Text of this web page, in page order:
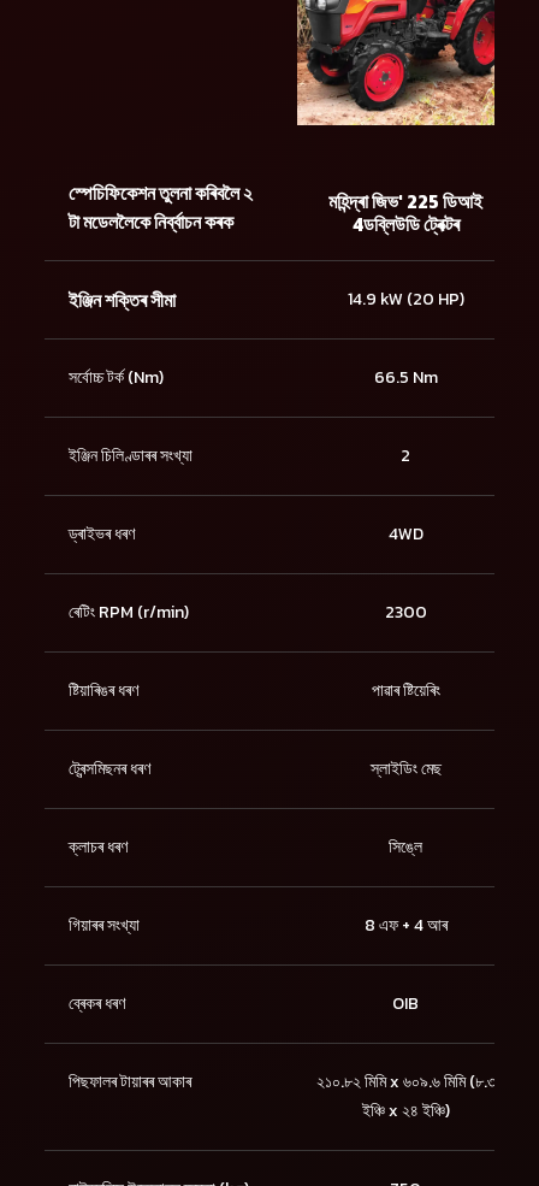
স্পেচিফিকেশন তুলনা কৰিবলৈ ২
টা মডেললৈকে নিৰ্ব্বাচন কৰক
মহিন্দ্ৰা জিভ' 225 ডিআই
4ডব্লিউডি ট্ৰেক্টৰ
ইঞ্জিন শক্তিৰ সীমা 14.9 kW (20 HP)
সৰ্বোচ্চ টৰ্ক (Nm) 66.5 Nm
ইঞ্জিন চিলিণ্ডাৰৰ সংখ্যা 2
ড্ৰাইভৰ ধৰণ 4WD
ৰেটিং RPM (r/min) 2300
ষ্টিয়াৰিঙৰ ধৰণ পাৱাৰ ষ্টিয়েৰিং
ট্ৰেন্সমিছনৰ ধৰণ স্লাইডিং মেছ
ক্লাচৰ ধৰণ সিঙ্লে
গিয়াৰৰ সংখ্যা 8 এফ + 4 আৰ
ব্ৰেকৰ ধৰণ OIB
পিছফালৰ টায়াৰৰ আকাৰ
২১০.৮২ মিমি x ৬০৯.৬ মিমি (৮.৩
ইঞ্চি x ২৪ ইঞ্চি)